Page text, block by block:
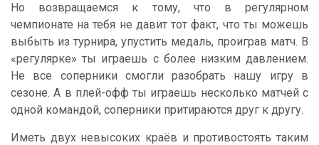
Но возвращаемся к тому, что в регулярном
чемпионате на тебя не давит тот факт, что ты можешь
выбыть из турнира, упустить медаль, проиграв матч. В
«регулярке» ты играешь с более низким давлением.
Не все соперники смогли разобрать нашу игру в
сезоне. А в плей-офф ты играешь несколько матчей с
одной командой, соперники притираются друг к другу.
Иметь двух невысоких краёв и противостоять таким